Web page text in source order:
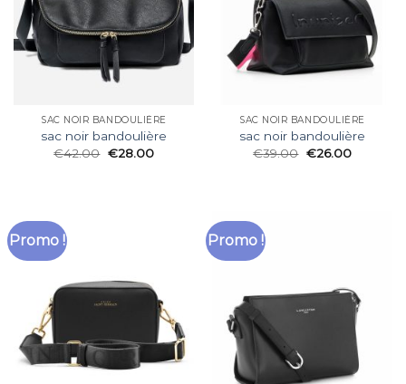
SAC NOIR BANDOULIÈRE
sac noir bandoulière
€42.00 €28.00
SAC NOIR BANDOULIÈRE
sac noir bandoulière
€39.00 €26.00
Promo ! Promo !